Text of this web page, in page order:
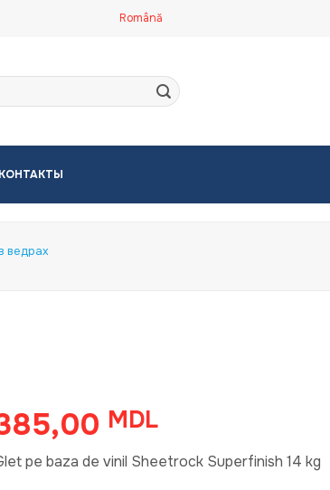
Română
КОНТАКТЫ
ведрах
MDL
pe baza de vinil Sheetrock Superfinish 14 kg